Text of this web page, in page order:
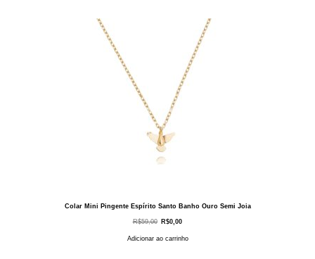
Colar Mini Pingente Espírito Santo Banho Ouro Semi Joia
R$59,00 O
preço
era:
R$0,00O
é:
Adicionar ao carrinho